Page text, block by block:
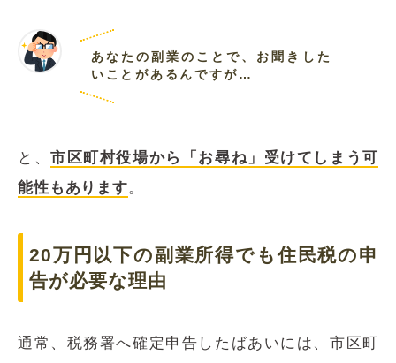
あなたの副業のことで、お聞きした
いことがあるんですが…
と、市区町村役場から「お尋ね」受けてしまう可
能性もあります。
20万円以下の副業所得でも住民税の申
告が必要な理由
通常、税務署へ確定申告したばあいには、市区町